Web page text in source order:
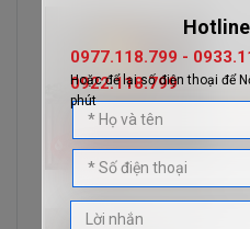
kéo dài từ 15 năm đến 20 năm,
và bảo quản.
- Phù hợp với nhiều không gian
Với gam màu vàng nhạt đặc trưng
mềm mại trên mặt gỗ, mẫutủ gỗ
Đây là tông màu trung tính dễ
Giảm 400.000đ
Tủ
Kế